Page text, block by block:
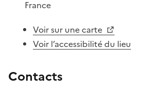
France
Voir sur une carte
Voir l’accessibilité du lieu
Contacts